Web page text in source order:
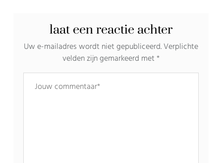
laat een reactie achter
Uw e-mailadres wordt niet gepubliceerd.Verplichte
velden zijn gemarkeerd met*